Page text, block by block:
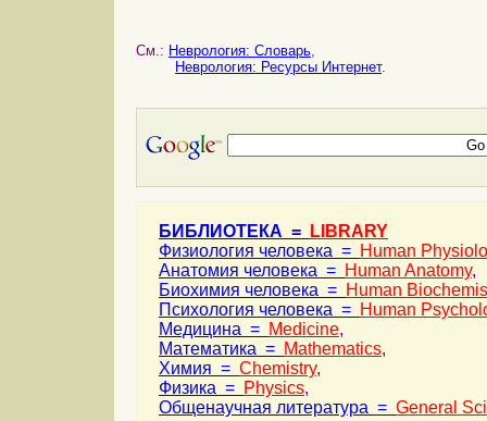
См.: Неврология: Словарь
Неврология: Ресурсы Интернет.
БИБЛИОТЕКА =
LIBRARY
Физиология человека = Human
Анатомия человека = Human Anatomy,
Биохимия человека = Human
Психология человека = Human
Медицина = Medicine,
Математика = Mathematics,
Химия = Chemistry,
Физика = Physics,
Общенаучная литература = General